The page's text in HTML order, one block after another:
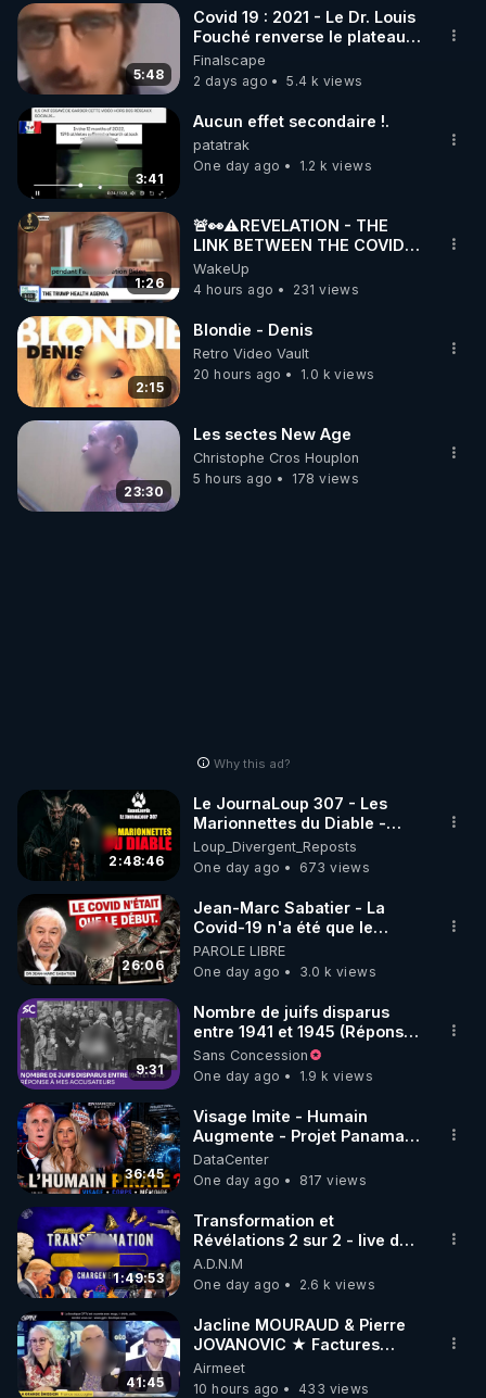
▶ 30 jours gratuit sur l’application de méditation et
de bien-être ENVOL :
Rendez-vous sur https://www.envol.app/code
le code : REGENERE
5:48
Covid 19 : 2021 - Le Dr. Louis
Fouché renverse le plateau
de CNews !
Finalscape
2 days ago
5.4 k views
3:41
Aucun effet secondaire !.
patatrak
One day ago
1.2 k views
1:26
🚨👀⚠️REVELATION - THE
LINK BETWEEN THE COVID
VACCINE AND CANCER -LIEN
VACCIN COVID ET CANCER
WakeUp
4 hours ago
231 views
2:15
Blondie - Denis
Retro Video Vault
20 hours ago
1.0 k views
23:30
Les sectes New Age
Christophe Cros Houplon
5 hours ago
178 views
Why this ad?
2:48:46
Le JournaLoup 307 - Les
Marionnettes du Diable -
Loup Divergent 2026.08.07
Loup_Divergent_Reposts
One day ago
673 views
26:06
Jean-Marc Sabatier - La
Covid-19 n'a été que le
début - L'ARNm & l'ARNm-aa
jusqu où auront-t-il ?
PAROLE LIBRE
One day ago
3.0 k views
9:31
Nombre de juifs disparus
entre 1941 et 1945 (Réponse
à mes accusateurs)
Sans Concession
One day ago
1.9 k views
36:45
Visage Imite - Humain
Augmente - Projet Panama
AI - Bienvenue dans la
dystopie - Mazikeen
DataCenter
One day ago
817 views
1:49:53
Transformation et
Révélations 2 sur 2 - live du
07/08/26
A.D.N.M
One day ago
2.6 k views
41:45
Jacline MOURAUD & Pierre
JOVANOVIC ★ Factures
Impayées : Où Est Passé Le
Pognon ?
Airmeet
10 hours ago
433 views